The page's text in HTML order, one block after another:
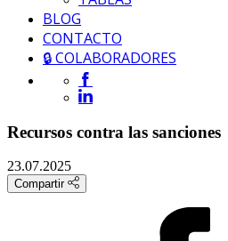
BLOG
CONTACTO
🔒 COLABORADORES
Recursos contra las sanciones
23.07.2025
Compartir